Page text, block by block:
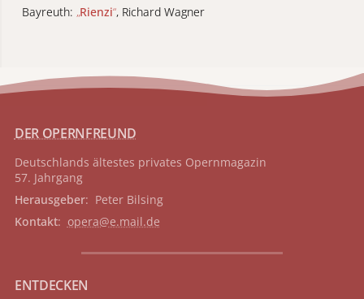
Bayreuth: „Rienzi“, Richard Wagner
DER OPERNFREUND
Deutschlands ältestes privates Opernmagazin
57. Jahrgang
Herausgeber: Peter Bilsing
Kontakt: opera@e.mail.de
ENTDECKEN